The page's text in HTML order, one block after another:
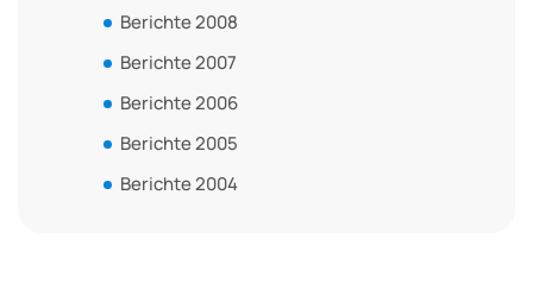
Berichte 2008
Berichte 2007
Berichte 2006
Berichte 2005
Berichte 2004